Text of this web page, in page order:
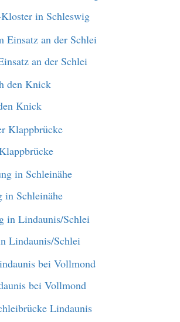
in Schleswig
an der Schlei
Knick
in Schleinähe
Lindaunis/Schlei
bei Vollmond